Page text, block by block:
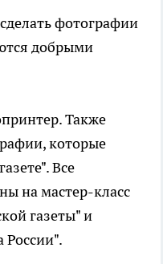
фотографии
добрыми
Также
которые
Все
на мастер-класс
газеты" и
России".